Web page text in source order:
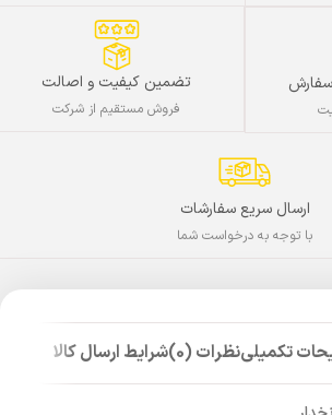
تضمین کیفیت و اصالت
فروش مستقیم از شرکت
ارسال سریع سفارشات
با توجه به درخواست شما
تکمیلینظرات (0) شرایط ارسال کالا